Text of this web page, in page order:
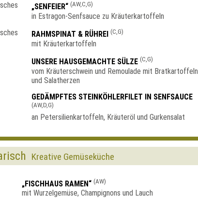
„SENFEIER“ (AW,C,G)
in Estragon-Senfsauce zu Kräuterkartoffeln
RAHMSPINAT & RÜHREI (C,G)
mit Kräuterkartoffeln
UNSERE HAUSGEMACHTE SÜLZE (C,G)
vom Kräuterschwein und Remoulade mit Bratkartoffeln
und Salatherzen
GEDÄMPFTES STEINKÖHLERFILET IN SENFSAUCE
(AW,D,G)
an Petersilienkartoffeln, Kräuteröl und Gurkensalat
Kreative Gemüseküche
„FISCHHAUS RAMEN“ (AW)
mit Wurzelgemüse, Champignons und Lauch